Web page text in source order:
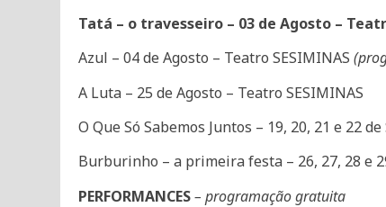
Tatá – o travesseiro – 03 de Agosto –
Azul – 04 de Agosto – Teatro SESIMINAS
A Luta – 25 de Agosto – Teatro SESIMINAS
O Que Só Sabemos Juntos – 19, 20, 21 e 22
Burburinho – a primeira festa – 26, 27, 28 e
PERFORMANCES– programação gratuita